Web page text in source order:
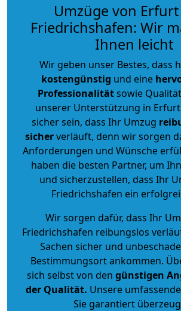
Umzüge von
Friedrichshafen: Wir
Ihnen leicht
Wir geben unser Bestes, dass
kostengünstig und eine
Professionalitätsowie
unserer Unterstützung in
sicher sein, dass Ihr Umzug
sicherverläuft, denn wir sorgen
Anforderungen und Wünsche
haben die besten Partner, um
und sicherzustellen, dass Ihr
Friedrichshafen ein
Wir sorgen dafür, dass Ihr
Friedrichshafen reibungslos
Sachen sicher und
Bestimmungsort ankommen.
sich selbst von den günstigen
der Qualität. Unsere
Sie garantiert